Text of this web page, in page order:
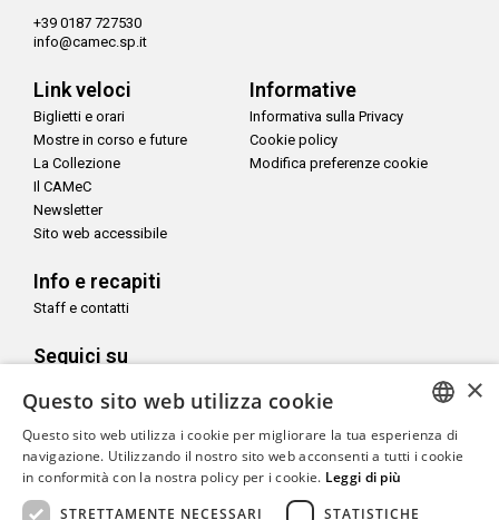
+39 0187 727530
info@camec.sp.it
Link veloci
Biglietti e orari
Mostre in corso e future
La Collezione
Il CAMeC
Newsletter
Sito web accessibile
Informative
Informativa sulla Privacy
Cookie policy
Modifica preferenze cookie
Info e recapiti
Staff e contatti
Seguici su
Con il sostegno di
ITALIAN
×
Questo sito web utilizza cookie
Questo sito web utilizza i cookie per migliorare la tua esperienza di
navigazione. Utilizzando il nostro sito web acconsenti a tutti i cookie
in conformità con la nostra policy per i cookie. Leggi di più
STRETTAMENTE NECESSARI
STATISTICHE